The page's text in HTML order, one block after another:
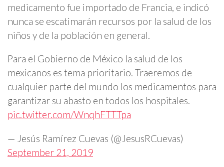
medicamento fue importado de Francia, e indicó
nunca se escatimarán recursos por la salud de los
niños y de la población en general.
Para el Gobierno de México la salud de los
mexicanos es tema prioritario. Traeremos de
cualquier parte del mundo los medicamentos para
garantizar su abasto en todos los hospitales.
pic.twitter.com/WnqhFTTTpa
— Jesús Ramírez Cuevas (@JesusRCuevas)
September 21, 2019